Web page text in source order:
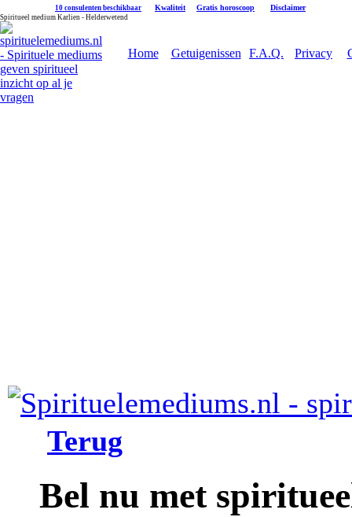
10 consulenten beschikbaar Kwaliteit Gratis horoscoop Disclaimer
Spiritueel medium Karlien - Helderwetend
Home Getuigenissen F.A.Q. Privacy
Terug
Bel nu met